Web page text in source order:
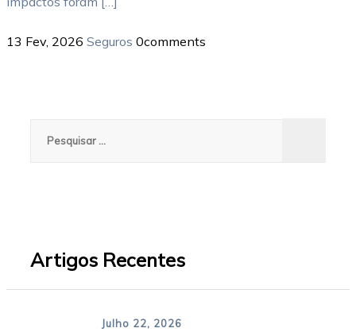
13 Fev, 2026 Seguros 0comments
por:
Artigos Recentes
Julho 22, 2026